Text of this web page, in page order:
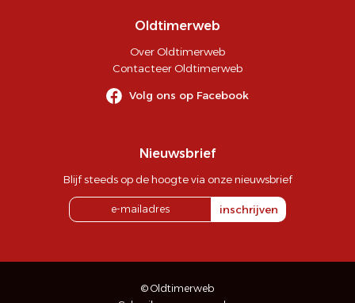
Oldtimerweb
Over Oldtimerweb
Contacteer Oldtimerweb
Volg ons op Facebook
Nieuwsbrief
Blijf steeds op de hoogte via onze nieuwsbrief
inschrijven
© Oldtimerweb